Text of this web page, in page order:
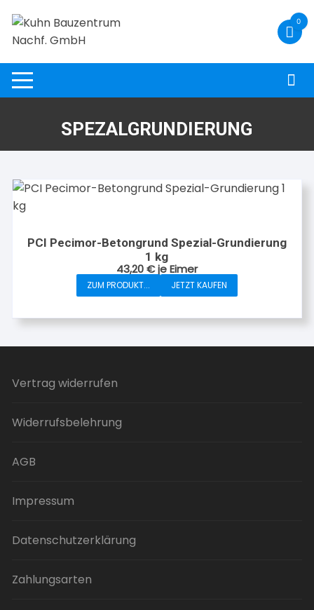
Inhalt
springen
0
SPEZALGRUNDIERUNG
PCI Pecimor-Betongrund Spezial-Grundierung
1 kg
43,20€je Eimer
ZUM PRODUKT... JETZT KAUFEN
Vertrag widerrufen
Widerrufsbelehrung
AGB
Impressum
Datenschutzerklärung
Zahlungsarten